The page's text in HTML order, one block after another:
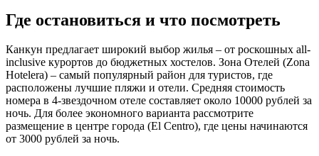
Где остановиться и что посмотреть
Канкун предлагает широкий выбор жилья – от роскошных all-
inclusive курортов до бюджетных хостелов. Зона Отелей (Zona
Hotelera) – самый популярный район для туристов, где
расположены лучшие пляжи и отели. Средняя стоимость
номера в 4-звездочном отеле составляет около 10000 рублей за
ночь. Для более экономного варианта рассмотрите
размещение в центре города (El Centro), где цены начинаются
от 3000 рублей за ночь.